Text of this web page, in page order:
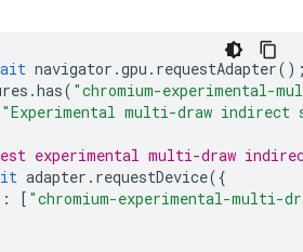
navigator .gpu . requestAdapter
.has( "chromium-experimental-
"Experimental multi-draw
experimental multi-draw
adapter . requestDevice({
: [ "chromium-experimental-multi-